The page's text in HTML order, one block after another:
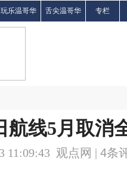
玩乐温哥华 舌尖温哥华 专栏
航线5月取消
11:09:43 观点网 | 4条